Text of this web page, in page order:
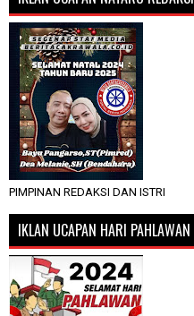
PIMPINAN REDAKSI DAN ISTRI
IKLAN UCAPAN HARI PAHLAWAN